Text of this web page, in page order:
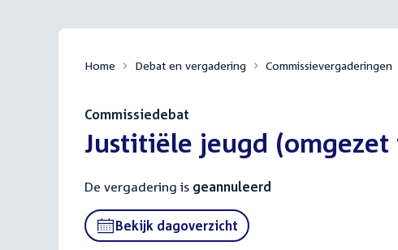
Home Debat en vergadering Commissievergaderingen
Commissiedebat
Justitiële jeugd
De vergadering is geannuleerd
Bekijk dagoverzicht